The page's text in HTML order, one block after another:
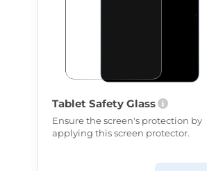
Tablet Safety Glass
Ensure the screen's protection by
applying this screen protector.